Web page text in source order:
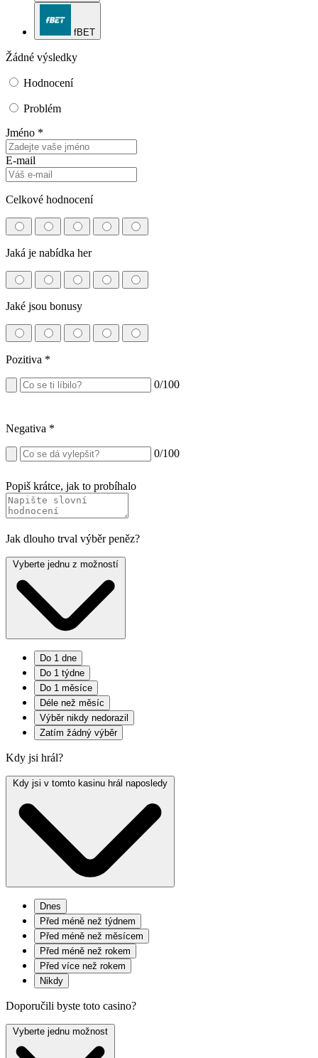
fBET
Žádné výsledky
Hodnocení
Problém
Jméno *
E-mail
Celkové hodnocení
Jaká je nabídka her
Jaké jsou bonusy
Pozitiva *
0/100
Negativa *
0/100
Popiš krátce, jak to probíhalo
Jak dlouho trval výběr peněz?
Vyberte jednu z možností
Do 1 dne
Do 1 týdne
Do 1 měsíce
Déle než měsíc
Výběr nikdy nedorazil
Zatím žádný výběr
Kdy jsi hrál?
Kdy jsi v tomto kasinu hrál naposledy
Dnes
Před méně než týdnem
Před méně než měsícem
Před méně než rokem
Před více než rokem
Nikdy
Doporučili byste toto casino?
Vyberte jednu možnost